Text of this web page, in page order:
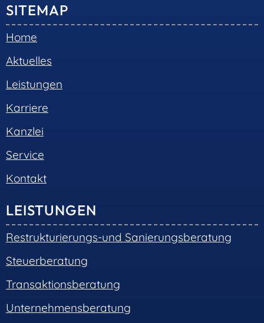
SITEMAP
Home
Aktuelles
Leistungen
Karriere
Kanzlei
Service
Kontakt
LEISTUNGEN
Restrukturierungs-und Sanierungsberatung
Steuerberatung
Transaktionsberatung
Unternehmensberatung